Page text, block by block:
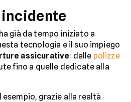
incidente
già da tempo iniziato a
tecnologia e il suo impiego
assicurative: dalle polizze
fino a quelle dedicate alla
esempio, grazie alla realtà